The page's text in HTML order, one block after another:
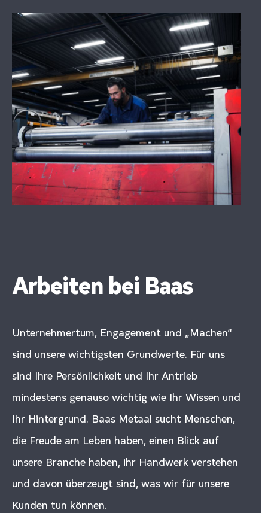
Arbeiten bei Baas
Unternehmertum, Engagement und „Machen“
sind unsere wichtigsten Grundwerte. Für uns
sind Ihre Persönlichkeit und Ihr Antrieb
mindestens genauso wichtig wie Ihr Wissen und
Ihr Hintergrund. Baas Metaal sucht Menschen,
die Freude am Leben haben, einen Blick auf
unsere Branche haben, ihr Handwerk verstehen
und davon überzeugt sind, was wir für unsere
Kunden tun können.